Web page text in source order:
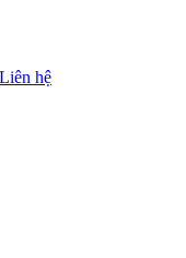
Liên hệ